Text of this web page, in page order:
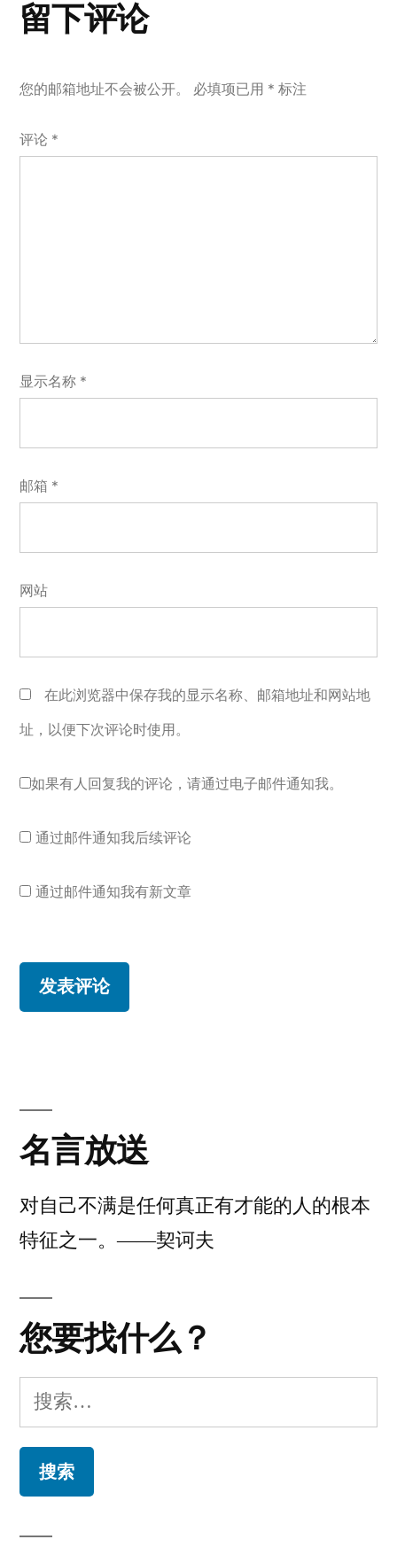
留下评论
您的邮箱地址不会被公开。 必填项已用 * 标注
评论 *
显示名称 *
邮箱 *
网站
在此浏览器中保存我的显示名称、邮箱地址和网站地
址，以便下次评论时使用。
如果有人回复我的评论，请通过电子邮件通知我。
通过邮件通知我后续评论
通过邮件通知我有新文章
名言放送
对自己不满是任何真正有才能的人的根本
特征之一。——契诃夫
您要找什么？
搜
索：